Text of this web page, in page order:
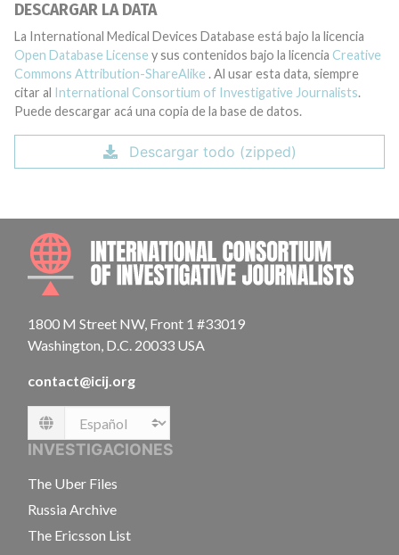
DESCARGAR LA DATA
La International Medical Devices Database está bajo la licencia
Open Database License y sus contenidos bajo la licencia Creative
Commons Attribution-ShareAlike . Al usar esta data, siempre
citar al International Consortium of Investigative Journalists.
Puede descargar acá una copia de la base de datos.
Descargar todo (zipped)
1800 M Street NW, Front 1 #33019
Washington, D.C. 20033 USA
contact@icij.org
Language
INVESTIGACIONES
The Uber Files
Russia Archive
The Ericsson List